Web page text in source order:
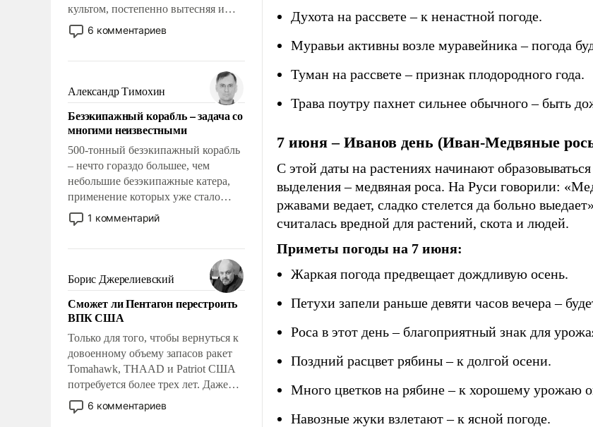
культом, постепенно вытесняя и
отменяя традиционное требование к
человеку – быть мужественным и
на себя ответственность, помогать
слабым, идти вперед и
адаптироваться.
6 комментариев
Александр Тимохин
Безэкипажный корабль – задача со
многими неизвестными
500-тонный безэкипажный корабль
– нечто гораздо большее, чем
небольшие безэкипажные катера,
применение которых уже стало
обыденностью. Задача по созданию
такого корабля очень сложна и
реализация радикально поднимет
наши боевые возможности.
1 комментарий
Борис Джерелиевский
Сможет ли Пентагон перестроить
ВПК США
Только для того, чтобы вернуться к
довоенному объему запасов ракет
Tomahawk, THAAD и Patriot США
потребуется более трех лет. Даже
небольшая война с Ираном
опустошила американские
6 комментариев
Духота на рассвете – к ненастной погоде.
Муравьи активны возле муравейника – погода
Туман на рассвете – признак плодородного года.
Трава поутру пахнет сильнее обычного – быть
7 июня – Иванов день (Иван-Медвяные
С этой даты на растениях начинают
выделения – медвяная роса. На Руси говорили:
ржавами ведает, сладко стелется да больно
считалась вредной для растений, скота и людей.
Приметы погоды на 7 июня:
Жаркая погода предвещает дождливую осень.
Петухи запели раньше девяти часов вечера –
Роса в этот день – благоприятный знак для
Поздний расцвет рябины – к долгой осени.
Много цветков на рябине – к хорошему урожаю
Навозные жуки взлетают – к ясной погоде.